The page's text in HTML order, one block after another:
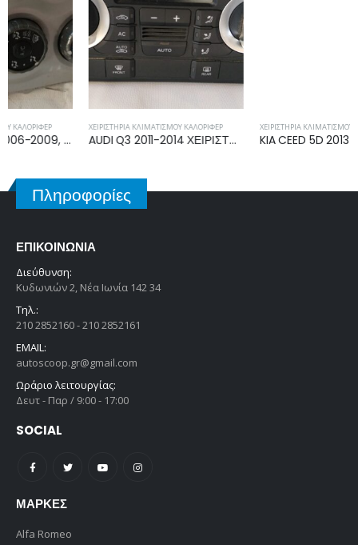
ΧΕΙΡΙΣΤΉΡΙΑ ΚΛΙΜΑΤΙΣΜΟΎ ΚΑΛΟΡΙΦΈΡ
AUDI Q3 2011-2014 ΧΕΙΡΙΣΤΗΡΙΟ ΚΑΛΟΡΙΦΕΡ ΚΛΙΜΑΤΙΣΜΟΥ A2C53408516
ΧΕΙΡΙΣΤΉΡΙΑ ΚΛΙΜΑΤΙΣΜΟΎ ΚΑΛΟΡΙΦΈΡ
KIA CEED 5D 2013-2015 ΧΕΙΡΙΣΤΗΡΙΟ ΚΑΛΟΡΙΦΕΡ ΚΛΙΜΑΤΙΣΜΟΥ 97250-A2000
Πληροφορίες
ΕΠΙΚΟΙΝΩΝΊΑ
Διεύθυνση:
Κυδωνιών 2, Νέα Ιωνία 142 34
Τηλ.:
210 2852160 - 210 2852161
EMAIL:
autoscoop.gr@gmail.com
Ωράριο λειτουργίας:
Δευτ - Παρ / 9:00 - 17:00
SOCIAL
ΜΆΡΚΕΣ
Alfa Romeo